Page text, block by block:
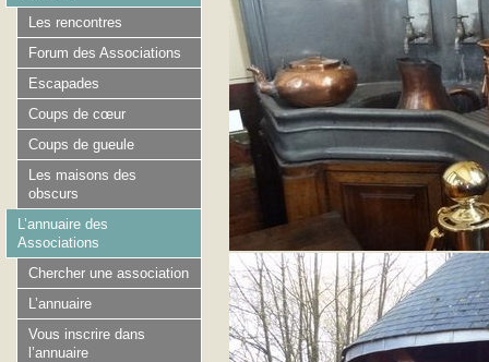
Les rencontres
Forum des Associations
Escapades
Coups de cœur
Coups de gueule
Les maisons des
obscurs
L’annuaire des
Associations
Chercher une association
L’annuaire
Vous inscrire dans
l’annuaire